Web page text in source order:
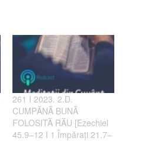
261 I 2023. 2.D.
CUMPĂNĂ BUNĂ
FOLOSITĂ RĂU [Ezechiel
45.9–12 I 1 Împărați 21.7–